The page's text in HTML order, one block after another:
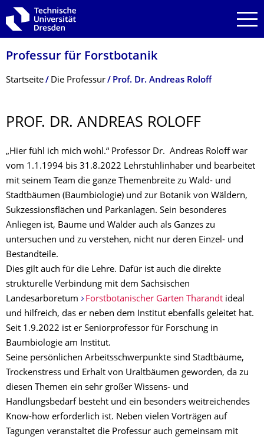
Zur Hauptnavigation springen
Zur Suche springen
Zum Inhalt springen
Professur für Forstbotanik
Breadcrumb-Menü
Startseite Die Professur Prof. Dr. Andreas Roloff
PROF. DR. ANDREAS ROLOFF
„Hier fühl ich mich wohl.“ Professor Dr. Andreas Roloff war
vom 1.1.1994 bis 31.8.2022 Lehrstuhlinhaber und bearbeitet
mit seinem Team die ganze Themenbreite zu Wald- und
Stadtbäumen (Baumbiologie) und zur Botanik von Wäldern,
Sukzessionsflächen und Parkanlagen. Sein besonderes
Anliegen ist, Bäume und Wälder auch als Ganzes zu
untersuchen und zu verstehen, nicht nur deren Einzel- und
Bestandteile.
Dies gilt auch für die Lehre. Dafür ist auch die direkte
strukturelle Verbindung mit dem Sächsischen
Landesarboretum
Forstbotanischer Garten Tharandtideal
und hilfreich, das er neben dem Institut ebenfalls geleitet hat.
Seit 1.9.2022 ist er Seniorprofessor für Forschung in
Baumbiologie am Institut.
Seine persönlichen Arbeitsschwerpunkte sind Stadtbäume,
Trockenstress und Erhalt von Uraltbäumen geworden, da zu
diesen Themen ein sehr großer Wissens- und
Handlungsbedarf besteht und ein besonders weitreichendes
Know-how erforderlich ist. Neben vielen Vorträgen auf
Tagungen veranstaltet die Professur auch gemeinsam mit